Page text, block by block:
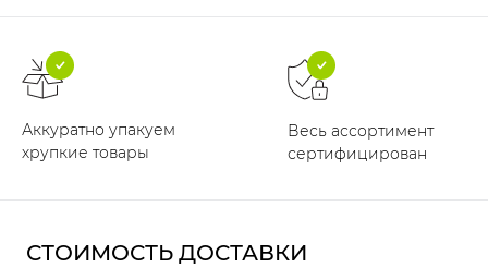
Аккуратно упакуем
хрупкие товары
Весь ассортимент
сертифицирован
СТОИМОСТЬ ДОСТАВКИ